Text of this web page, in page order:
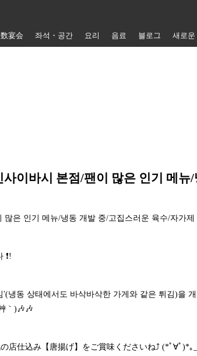
宴会 좌석・공간 요리 음료 블로그 새로운
이바시 본점/팬이 많은 인기 메
은 인기 메뉴/냉동 개발 중/고집스러운 육수/자가제
동 상태에서도 바삭바삭한 가게와 같은 튀김)을 개
｀)🎶🎶
仕込み【唐揚げ】をご賞味くださいね⤴️ (*ﾟ∀ﾟ)*｡